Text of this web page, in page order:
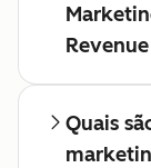
Quais